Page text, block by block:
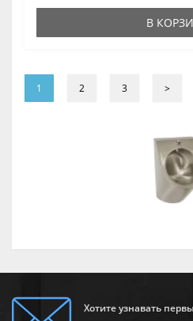
В
1 2 3 >
Хотите узнавать